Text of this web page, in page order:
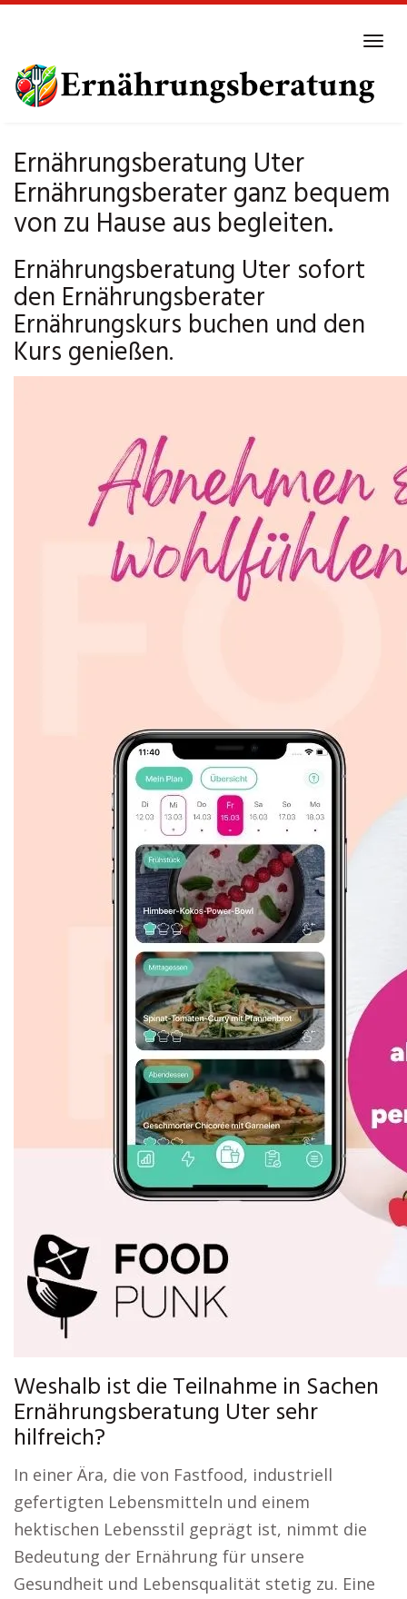
main
content
Ernährungsberatung Uter
Ernährungsberater ganz bequem
von zu Hause aus begleiten.
Ernährungsberatung Uter sofort
den Ernährungsberater
Ernährungskurs buchen und den
Kurs genießen.
Weshalb ist die Teilnahme in Sachen
Ernährungsberatung Uter sehr
hilfreich?
In einer Ära, die von Fastfood, industriell
gefertigten Lebensmitteln und einem
hektischen Lebensstil geprägt ist, nimmt die
Bedeutung der Ernährung für unsere
Gesundheit und Lebensqualität stetig zu. Eine